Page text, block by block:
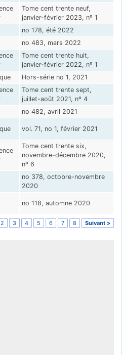
Tome cent trente neuf,
janvier-février 2023, nº 1
no 178, été 2022
no 483, mars 2022
Tome cent trente huit,
janvier-février 2022, nº 1
Hors-série no 1, 2021
Tome cent trente sept,
juillet-août 2021, nº 4
no 482, avril 2021
vol. 71, no 1, février 2021
Tome cent trente six,
novembre-décembre 2020,
nº 6
no 378, octobre-novembre
2020
no 118, automne 2020
2 3 4 5 6 7 8 Suivant >